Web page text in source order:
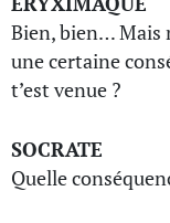
Bien, bien… Mais
une certaine
t’est venue ?
SOCRATE
Quelle